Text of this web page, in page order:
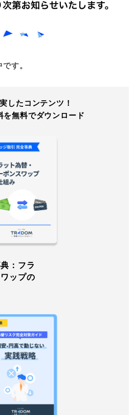
す。
したコンテンツ！
を無料でダウンロード
：フラ
ップの